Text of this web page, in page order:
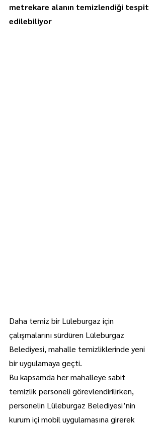
metrekare alanın temizlendiği tespit
edilebiliyor
Daha temiz bir Lüleburgaz için
çalışmalarını sürdüren Lüleburgaz
Belediyesi, mahalle temizliklerinde yeni
bir uygulamaya geçti.
Bu kapsamda her mahalleye sabit
temizlik personeli görevlendirilirken,
personelin Lüleburgaz Belediyesi’nin
kurum içi mobil uygulamasına girerek